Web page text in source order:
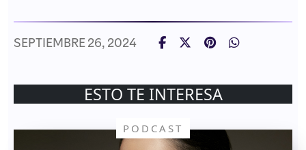
SEPTIEMBRE 26, 2024
ESTO TE INTERESA
PODCAST